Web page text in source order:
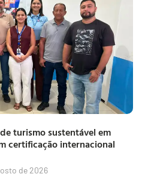
turismo sustentável em
certificação internacional
de 2026